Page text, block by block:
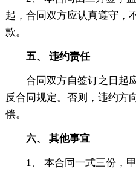
起，合同双方应认真遵守，
款。
五、 违约责任
合同双方自签订之日起
反合同规定。否则，违约方
偿。
六、 其他事宜
1、 本合同一式三份，